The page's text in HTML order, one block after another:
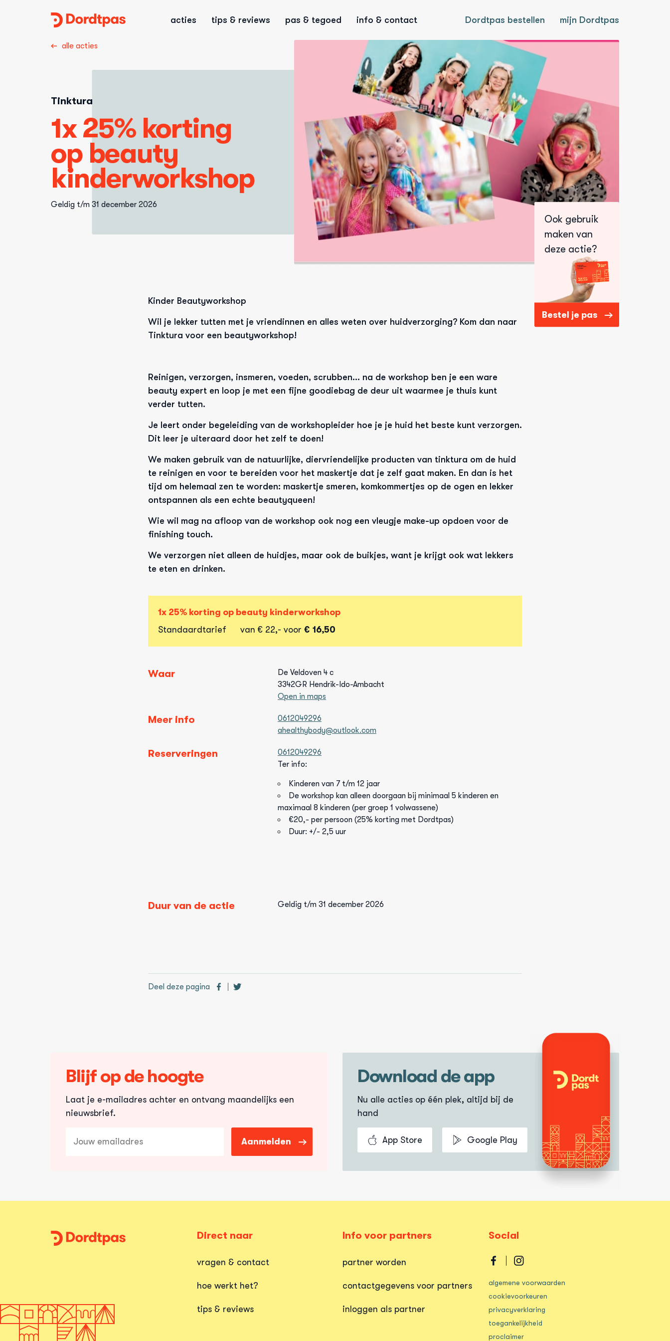
Dordtpas
acties tips & reviews pas & tegoed info & contact Dordtpas bestellen mijn Dordtpas
alle acties
Tinktura
1x 25% korting
op beauty
kinderworkshop
Geldig t/m 31 december 2026
Ook gebruik
maken van
deze actie?
Bestel je pas
Kinder Beautyworkshop
Wil je lekker tutten met je vriendinnen en alles weten over huidverzorging? Kom dan naar
Tinktura voor een beautyworkshop!
Reinigen, verzorgen, insmeren, voeden, scrubben… na de workshop ben je een ware
beauty expert en loop je met een fijne goodiebag de deur uit waarmee je thuis kunt
verder tutten.
Je leert onder begeleiding van de workshopleider hoe je je huid het beste kunt verzorgen.
Dit leer je uiteraard door het zelf te doen!
We maken gebruik van de natuurlijke, diervriendelijke producten van tinktura om de huid
te reinigen en voor te bereiden voor het maskertje dat je zelf gaat maken. En dan is het
tijd om helemaal zen te worden: maskertje smeren, komkommertjes op de ogen en lekker
ontspannen als een echte beautyqueen!
Wie wil mag na afloop van de workshop ook nog een vleugje make-up opdoen voor de
finishing touch.
We verzorgen niet alleen de huidjes, maar ook de buikjes, want je krijgt ook wat lekkers
te eten en drinken.
1x 25% korting op beauty kinderworkshop
standaardtarief
van € 22,- voor € 16,50
Waar
De Veldoven 4 c
3342GR Hendrik-Ido-Ambacht
Open in maps
Meer info
0612049296
ahealthybody@outlook.com
Reserveringen
0612049296
Ter info:
Kinderen van 7 t/m 12 jaar
De workshop kan alleen doorgaan bij minimaal 5 kinderen en
maximaal 8 kinderen (per groep 1 volwassene)
€20,- per persoon (25% korting met Dordtpas)
Duur: +/- 2,5 uur
Duur van de actie Geldig t/m 31 december 2026
Deel deze pagina
Blijf op de hoogte
Laat je e-mailadres achter en ontvang maandelijks een
nieuwsbrief.
mailadres
Aanmelden
Download de app
Nu alle acties op één plek, altijd bij de
hand
App Store Google Play
Dordtpas
Direct naar
vragen & contact
hoe werkt het?
tips & reviews
Info voor partners
partner worden
contactgegevens voor partners
inloggen als partner
Social
op
facebook
op
instagram
algemene voorwaarden
cookievoorkeuren
privacyverklaring
toegankelijkheid
proclaimer